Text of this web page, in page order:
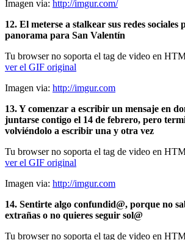
Imagen via: http://imgur.com/
12. El meterse a stalkear sus redes sociales
panorama para San Valentín
Tu browser no soporta el tag de video en
ver el GIF original
Imagen via: http://imgur.com
13. Y comenzar a escribir un mensaje en
juntarse contigo el 14 de febrero, pero
volviéndolo a escribir una y otra vez
Tu browser no soporta el tag de video en
ver el GIF original
Imagen via: http://imgur.com
14. Sentirte algo confundid@, porque no
extrañas o no quieres seguir sol@
Tu browser no soporta el tag de video en